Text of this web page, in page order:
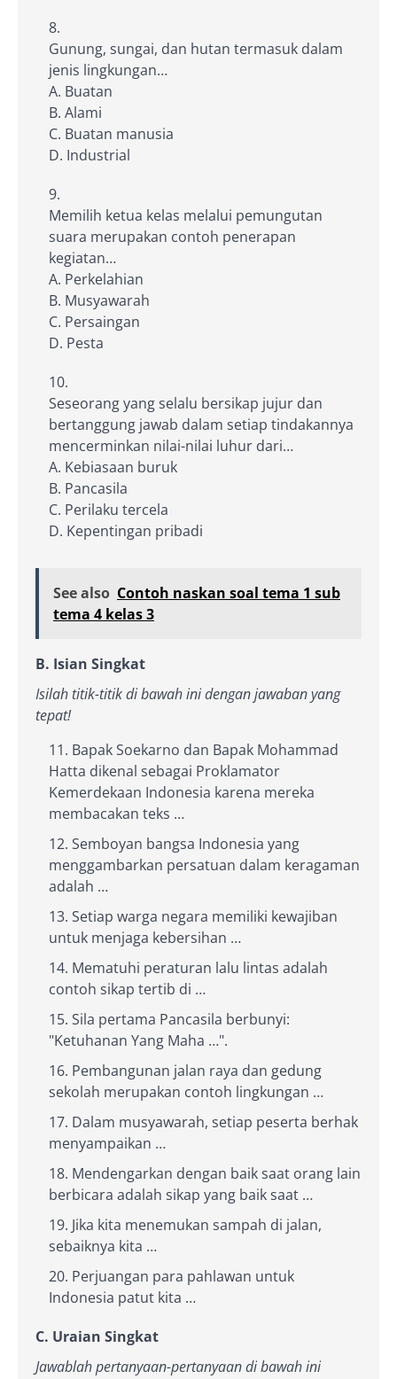
Gunung, sungai, dan hutan termasuk dalam
jenis lingkungan…
A. Buatan
B. Alami
C. Buatan manusia
D. Industrial
Memilih ketua kelas melalui pemungutan
suara merupakan contoh penerapan
kegiatan…
A. Perkelahian
B. Musyawarah
C. Persaingan
D. Pesta
Seseorang yang selalu bersikap jujur dan
bertanggung jawab dalam setiap tindakannya
mencerminkan nilai-nilai luhur dari…
A. Kebiasaan buruk
B. Pancasila
C. Perilaku tercela
D. Kepentingan pribadi
See also Contoh naskan soal tema 1 sub
tema 4 kelas 3
B. Isian Singkat
Isilah titik-titik di bawah ini dengan jawaban yang
tepat!
Bapak Soekarno dan Bapak Mohammad
Hatta dikenal sebagai Proklamator
Kemerdekaan Indonesia karena mereka
membacakan teks …
Semboyan bangsa Indonesia yang
menggambarkan persatuan dalam keragaman
adalah …
Setiap warga negara memiliki kewajiban
untuk menjaga kebersihan …
Mematuhi peraturan lalu lintas adalah
contoh sikap tertib di …
Sila pertama Pancasila berbunyi:
"Ketuhanan Yang Maha …".
Pembangunan jalan raya dan gedung
sekolah merupakan contoh lingkungan …
Dalam musyawarah, setiap peserta berhak
menyampaikan …
Mendengarkan dengan baik saat orang lain
berbicara adalah sikap yang baik saat …
Jika kita menemukan sampah di jalan,
sebaiknya kita …
Perjuangan para pahlawan untuk
Indonesia patut kita …
C. Uraian Singkat
Jawablah pertanyaan-pertanyaan di bawah ini